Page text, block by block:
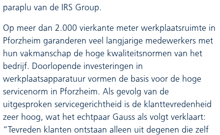
paraplu van de IRS Group.
Op meer dan 2.000 vierkante meter werkplaatsruimte in
Pforzheim garanderen veel langjarige medewerkers met
hun vakmanschap de hoge kwaliteitsnormen van het
bedrijf. Doorlopende investeringen in
werkplaatsapparatuur vormen de basis voor de hoge
servicenorm in Pforzheim. Als gevolg van de
uitgesproken servicegerichtheid is de klanttevredenheid
zeer hoog, wat het echtpaar Gauss als volgt verklaart:
“Tevreden klanten ontstaan alleen uit degenen die zelf